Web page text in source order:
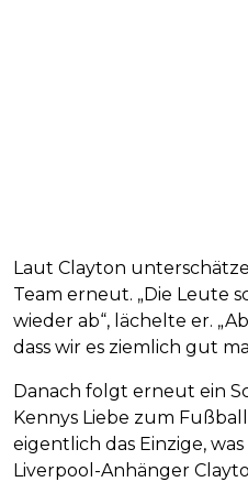
Laut Clayton
Team erneut. „Die Leute
wieder ab“, lächelte er.
dass wir es ziemlich gut
Danach folgt erneut ein
Kennys Liebe zum
eigentlich das Einzige,
Liverpool-Anhänger